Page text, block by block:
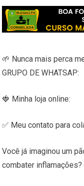
🌱 Nunca mais perca
GRUPO DE WHATSAP:
🍓 Minha loja online:
✅ Meu contato para
Você já imaginou um
combater